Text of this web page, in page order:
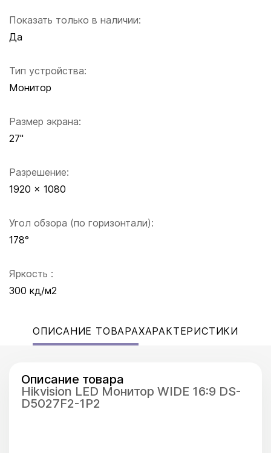
Показать только в наличии:
Да
Тип устройства:
Монитор
Размер экрана:
27''
Разрешение:
1920 × 1080
Угол обзора (по горизонтали):
178°
Яркость :
300 кд/м2
ОПИСАНИЕ ТОВАРАХАРАКТЕРИСТИКИ
Описание товара
Hikvision LED Монитор WIDE 16:9 DS-
D5027F2-1P2